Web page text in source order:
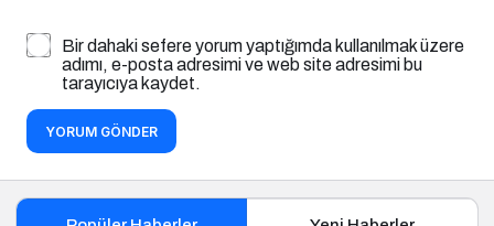
Bir dahaki sefere yorum yaptığımda kullanılmak üzere
adımı, e-posta adresimi ve web site adresimi bu
tarayıcıya kaydet.
YORUM GÖNDER